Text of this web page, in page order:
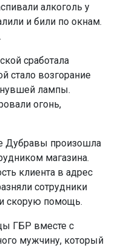
алкоголь у
и били по окнам.
сработала
стало возгорание
лампы.
огонь,
Дубравы произошла
магазина.
клиента в адрес
сотрудники
скорую помощь.
ГБР вместе с
мужчину, который